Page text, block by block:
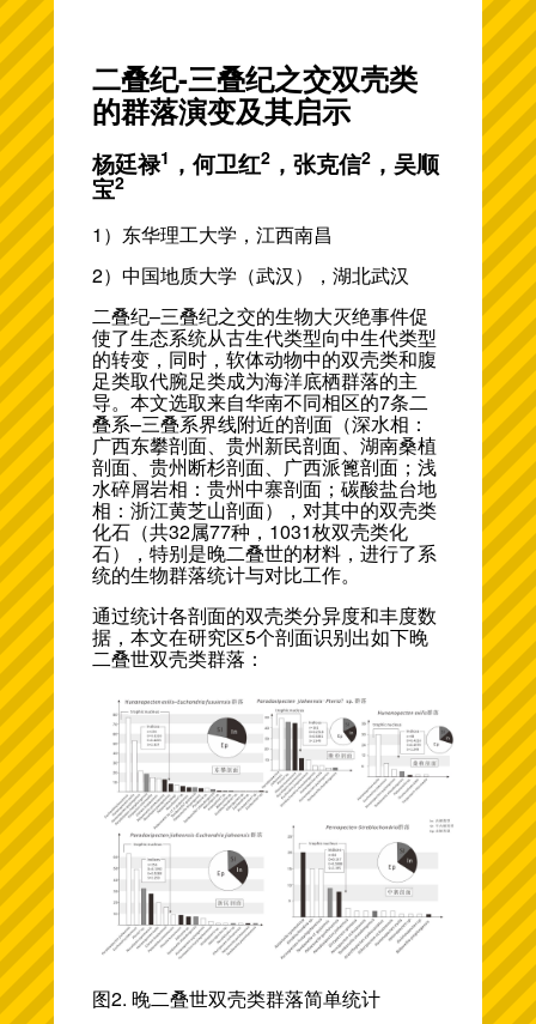
二叠纪-三叠纪之交双壳类
的群落演变及其启示
杨廷禄1 ，何卫红2，张克信2，吴顺
宝2
1）东华理工大学，江西南昌
2）中国地质大学（武汉），湖北武汉
二叠纪–三叠纪之交的生物大灭绝事件促
使了生态系统从古生代类型向中生代类型
的转变，同时，软体动物中的双壳类和腹
足类取代腕足类成为海洋底栖群落的主
导。本文选取来自华南不同相区的7条二
叠系–三叠系界线附近的剖面（深水相：
广西东攀剖面、贵州新民剖面、湖南桑植
剖面、贵州断杉剖面、广西派篦剖面；浅
水碎屑岩相：贵州中寨剖面；碳酸盐台地
相：浙江黄芝山剖面），对其中的双壳类
化石（共32属77种，1031枚双壳类化
石），特别是晚二叠世的材料，进行了系
统的生物群落统计与对比工作。
通过统计各剖面的双壳类分异度和丰度数
据，本文在研究区5个剖面识别出如下晚
二叠世双壳类群落：
图2. 晚二叠世双壳类群落简单统计